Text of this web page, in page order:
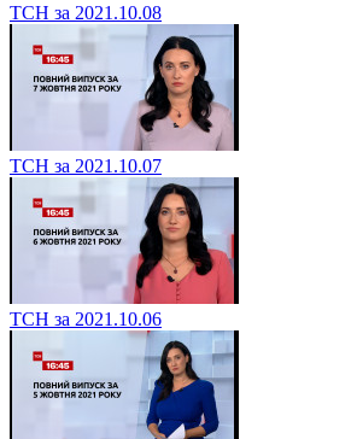
ТСН за 2021.10.08
ТСН за 2021.10.07
ТСН за 2021.10.06